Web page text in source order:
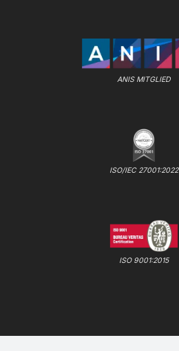
ANIS MITGLIED
ISO/IEC 27001:2022
ISO 9001:2015